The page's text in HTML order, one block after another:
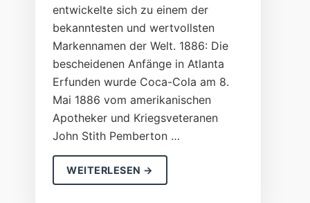
entwickelte sich zu einem der
bekanntesten und wertvollsten
Markennamen der Welt. 1886: Die
bescheidenen Anfänge in Atlanta
Erfunden wurde Coca-Cola am 8.
Mai 1886 vom amerikanischen
Apotheker und Kriegsveteranen
John Stith Pemberton …
WEITERLESEN →